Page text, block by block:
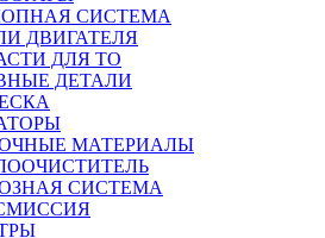
СИСТЕМА
ДВИГАТЕЛЯ
ДЛЯ ТО
ДЕТАЛИ
МАТЕРИАЛЫ
СИСТЕМА